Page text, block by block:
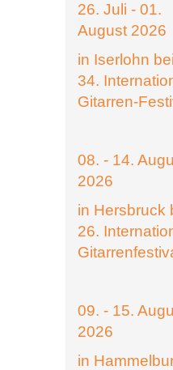
26. Juli - 01.
August 2026
in Iserlohn
34.
Gitarren-
08. - 14.
2026
in Hersbruck
26.
09. - 15.
2026
in